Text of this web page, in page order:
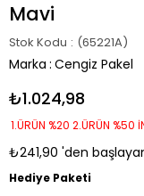
Mavi
Stok Kodu (65221A)
Marka : Cengiz Pakel
₺1.024,98
1.ÜRÜN %20 2.ÜRÜN %50
₺241,90 'den
Hediye Paketi